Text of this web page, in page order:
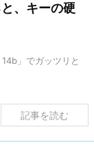
、キーの硬
」でガッツリと
記事を読む